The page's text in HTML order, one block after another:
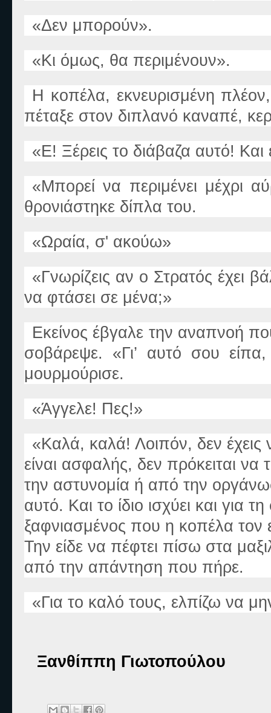
«Δεν μπορούν».
«Κι όμως, θα περιμένουν».
Η κοπέλα, εκνευρισμένη
πέταξε στον διπλανό καναπέ,
«Ε! Ξέρεις το διάβαζα αυτό!
«Μπορεί να περιμένει μέχρι
θρονιάστηκε δίπλα του.
«Ωραία, σ' ακούω»
«Γνωρίζεις αν ο Στρατός έχει
να φτάσει σε μένα;»
Εκείνος έβγαλε την αναπνοή
σοβάρεψε. «Γι’ αυτό σου είπα,
μουρμούρισε.
«Άγγελε! Πες!»
«Καλά, καλά! Λοιπόν, δεν έχεις
είναι ασφαλής, δεν πρόκειται
την αστυνομία ή από την
αυτό. Και το ίδιο ισχύει και για
ξαφνιασμένος που η κοπέλα τον
Την είδε να πέφτει πίσω στα
από την απάντηση που πήρε.
«Για το καλό τους, ελπίζω να
Ξανθίππη Γιωτοπούλου